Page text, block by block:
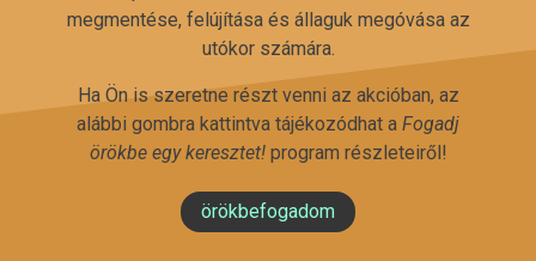
megmentése, felújítása és állaguk megóvása az
utókor számára.
Ha Ön is szeretne részt venni az akcióban, az
alábbi gombra kattintva tájékozódhat a Fogadj
örökbe egy keresztet!program részleteiről!
örökbefogadom